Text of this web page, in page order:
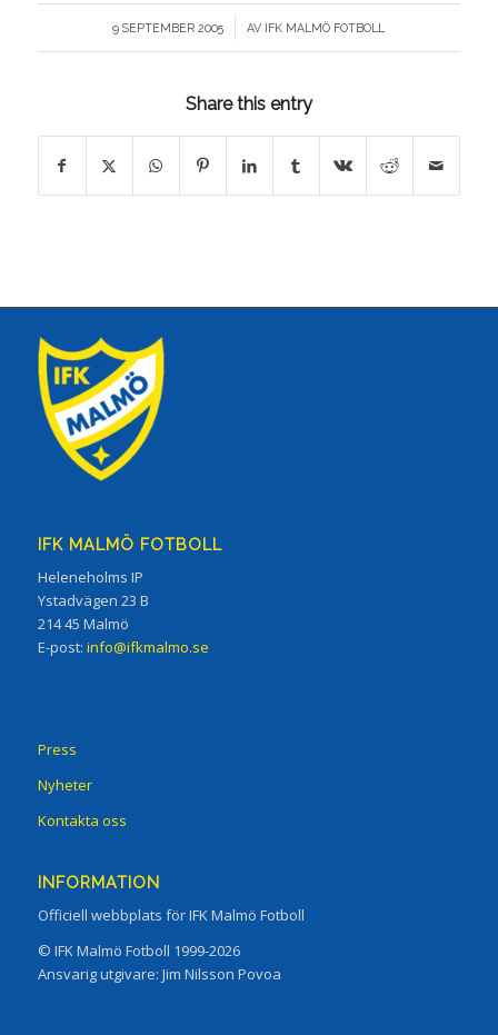
9 SEPTEMBER 2005
/ AV IFK MALMÖ FOTBOLL
Share this entry
IFK MALMÖ FOTBOLL
Heleneholms IP
Ystadvägen 23 B
214 45 Malmö
E-post: info@ifkmalmo.se
Press
Nyheter
Kontakta oss
INFORMATION
Officiell webbplats för IFK Malmö Fotboll
© IFK Malmö Fotboll 1999-2026
Ansvarig utgivare: Jim Nilsson Povoa